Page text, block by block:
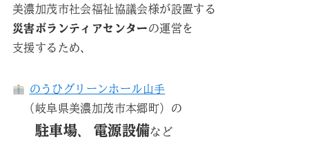
美濃加茂市社会福祉協議会様が設置する
災害ボランティアセンターの運営を
支援するため、
のうひグリーンホール山手
（岐阜県美濃加茂市本郷町）の
駐車場、 電源設備など